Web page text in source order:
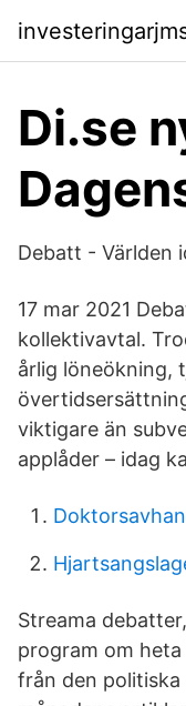
Di.se
Debatt - Världen
17 mar 2021
kollektivavtal.
årlig löneökning,
viktigare än
applåder – idag
Streama
program om
från den politiska